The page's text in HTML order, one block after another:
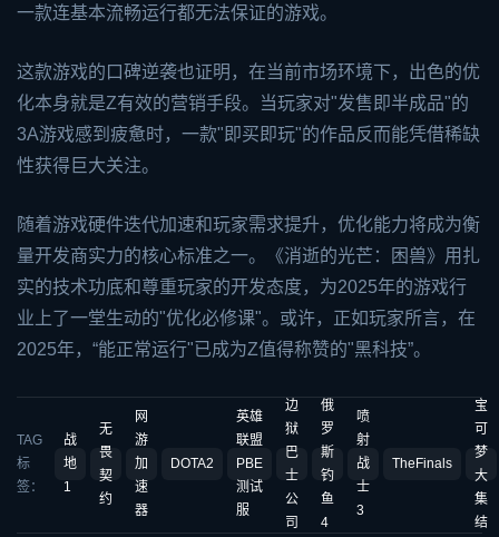
一款连基本流畅运行都无法保证的游戏。
这款游戏的口碑逆袭也证明，在当前市场环境下，出色的优
化本身就是Z有效的营销手段。当玩家对"发售即半成品"的
3A游戏感到疲惫时，一款"即买即玩"的作品反而能凭借稀缺
性获得巨大关注。
随着游戏硬件迭代加速和玩家需求提升，优化能力将成为衡
量开发商实力的核心标准之一。《消逝的光芒：困兽》用扎
实的技术功底和尊重玩家的开发态度，为2025年的游戏行
业上了一堂生动的"优化必修课"。或许，正如玩家所言，在
2025年，“能正常运行"已成为Z值得称赞的"黑科技”。
TAG
标
签：
战
地
1
无
畏
契
约
网
游
加
速
器
DOTA2
英雄
联盟
PBE
测试
服
边
狱
巴
士
公
司
俄
罗
斯
钓
鱼
4
喷
射
战
士
3
TheFinals
宝
可
梦
大
集
结